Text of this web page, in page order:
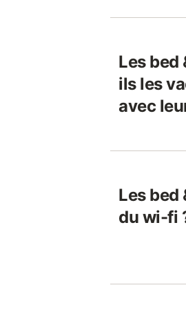
Les bed
ils les
avec
Les bed
du wi-fi